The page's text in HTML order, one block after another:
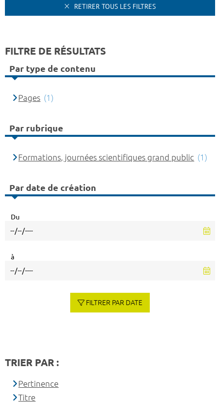
RETIRER TOUS LES FILTRES
FILTRE DE RÉSULTATS
Par type de contenu
Pages (1)
Par rubrique
Formations, journées scientifiques grand public (1)
Par date de création
Du
à
FILTRER PAR DATE
TRIER PAR :
Pertinence
Titre